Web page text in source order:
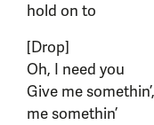
hold on to
[Drop]
Oh, I need you
Give me
me somethin’